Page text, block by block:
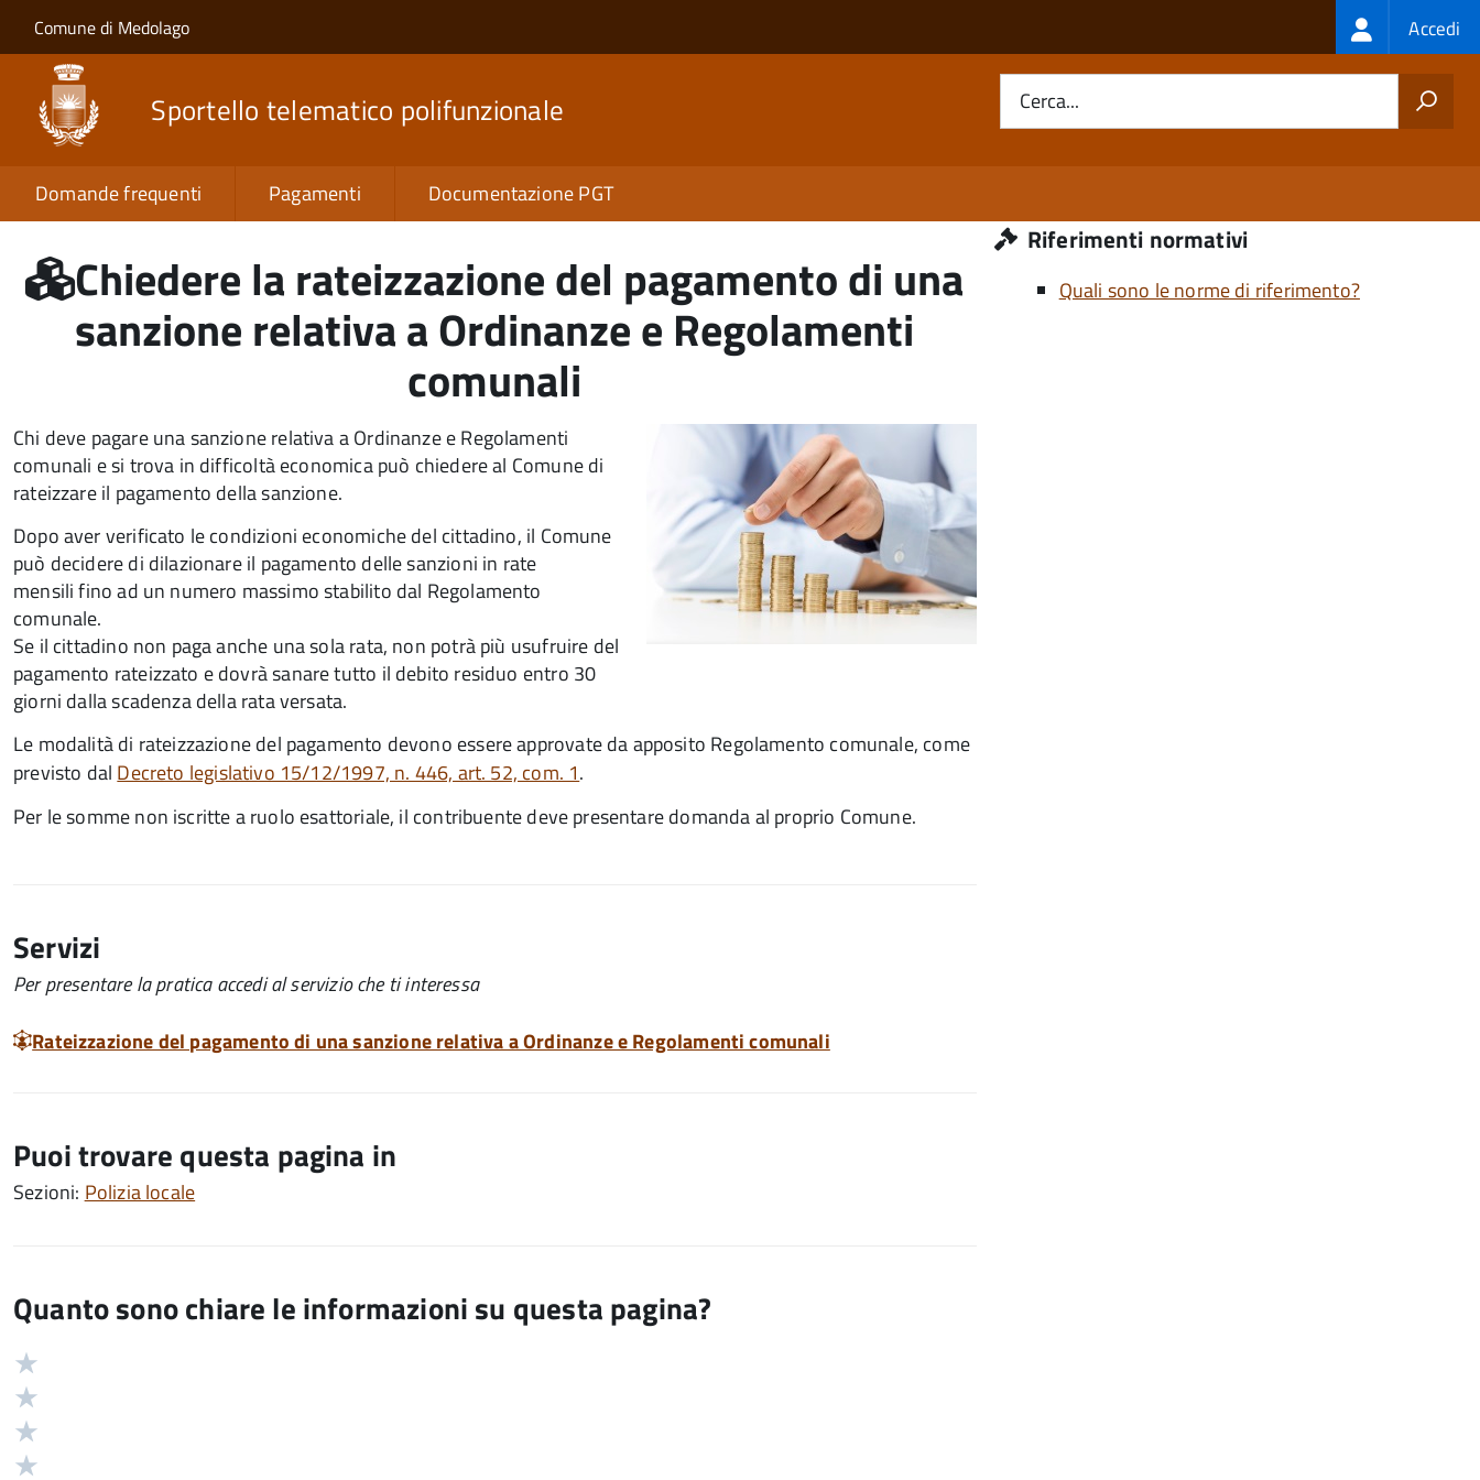
Salta al contenuto principale
Skip to site navigation
Comune di Medolago Login
menu
Accedi
Sportello telematico polifunzionale Cerca...
Domande frequenti Pagamenti Documentazione PGT
Chiedere la rateizzazione del pagamento di una
sanzione relativa a Ordinanze e Regolamenti
comunali
Chi deve pagare una sanzione relativa a Ordinanze e Regolamenti
comunali e si trova in difficoltà economica può chiedere al Comune di
rateizzare il pagamento della sanzione.
Dopo aver verificato le condizioni economiche del cittadino, il Comune
può decidere di dilazionare il pagamento delle sanzioni in rate
mensili fino ad un numero massimo stabilito dal Regolamento
comunale.
Se il cittadino non paga anche una sola rata, non potrà più usufruire del
pagamento rateizzato e dovrà sanare tutto il debito residuo entro 30
giorni dalla scadenza della rata versata.
Le modalità di rateizzazione del pagamento devono essere approvate da apposito Regolamento comunale, come
previsto dal Decreto legislativo 15/12/1997, n. 446, art. 52, com. 1.
Per le somme non iscritte a ruolo esattoriale, il contribuente deve presentare domanda al proprio Comune.
Servizi
Per presentare la pratica accedi al servizio che ti interessa
Rateizzazione del pagamento di una sanzione relativa a Ordinanze e Regolamenti comunali
Puoi trovare questa pagina in
Sezioni: Polizia locale
Quanto sono chiare le informazioni su questa pagina?
Valutazione
Riferimenti normativi
Quali sono le norme di riferimento?